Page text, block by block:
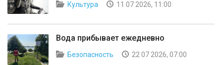
Культура 11 07 2026, 11:00
Вода прибывает ежедневно
Безопасность 22 07 2026, 07:00